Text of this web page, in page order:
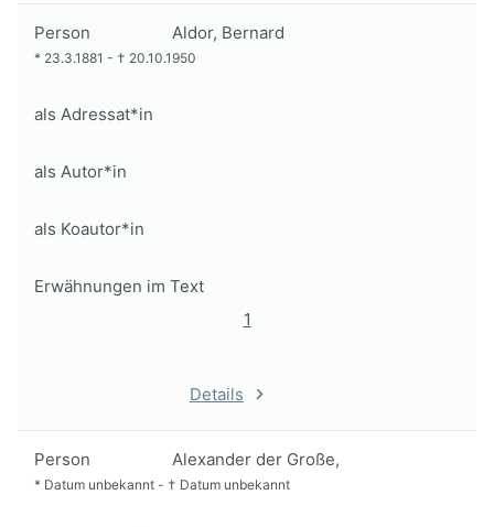
Person Aldor, Bernard
* 23.3.1881 - † 20.10.1950
als Adressat*in
als Autor*in
als Koautor*in
Erwähnungen im Text
1
Details
Person Alexander der Große,
* Datum unbekannt - † Datum unbekannt